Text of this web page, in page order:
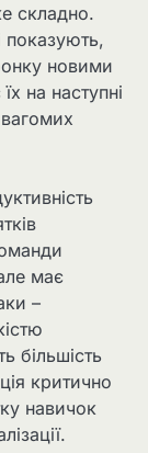
складно.
показують,
новими
на наступні
має
–
більшість
критично
навичок